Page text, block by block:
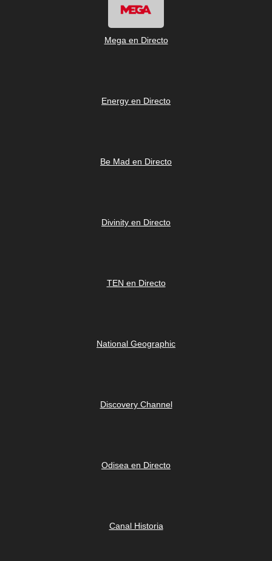
Mega en Directo
Energy en Directo
Be Mad en Directo
Divinity en Directo
TEN en Directo
National Geographic
Discovery Channel
Odisea en Directo
Canal Historia